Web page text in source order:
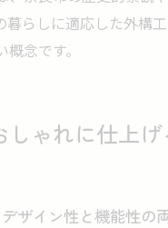
暮らしに適応した外構
念です。
ゃれに仕上げ
ザイン性と機能性の